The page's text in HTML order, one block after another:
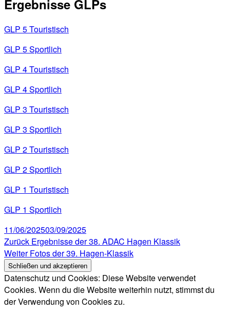
Ergebnisse GLPs
GLP 5 Touristisch
GLP 5 Sportlich
GLP 4 Touristisch
GLP 4 Sportlich
GLP 3 Touristisch
GLP 3 Sportlich
GLP 2 Touristisch
GLP 2 Sportlich
GLP 1 Touristisch
GLP 1 Sportlich
Veröffentlicht
am
11/06/202503/09/2025
Beitragsnavigation
Zurück Vorheriger
Beitrag:
Ergebnisse der 38. ADAC Hagen Klassik
Weiter Nächster
Beitrag:
Fotos der 39. Hagen-Klassik
Datenschutz und Cookies: Diese Website verwendet
Cookies. Wenn du die Website weiterhin nutzt, stimmst du
der Verwendung von Cookies zu.